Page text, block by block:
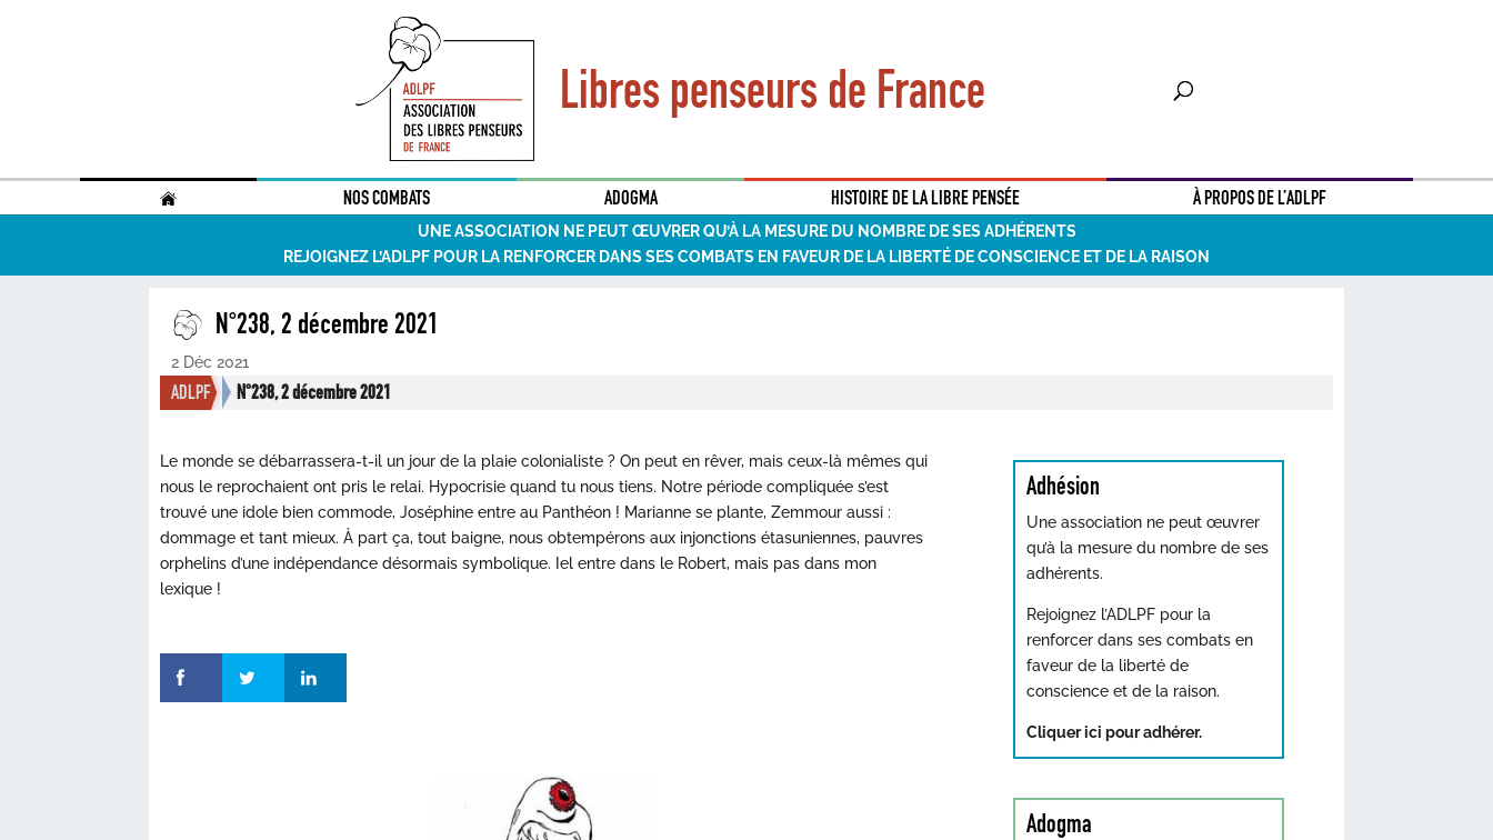
Libres penseurs de France
. NOS COMBATS ADOGMA HISTOIRE DE LA LIBRE PENSÉE À PROPOS DE L’ADLPF
UNE ASSOCIATION NE PEUT ŒUVRER QU’À LA MESURE DU NOMBRE DE SES ADHÉRENTS
REJOIGNEZ L’ADLPF POUR LA RENFORCER DANS SES COMBATS EN FAVEUR DE LA LIBERTÉ DE CONSCIENCE ET DE LA RAISON
N°238, 2 décembre 2021
2 Déc 2021
ADLPF N°238, 2 décembre 2021
Le monde se débarrassera-t-il un jour de la plaie colonialiste ? On peut en rêver, mais ceux-là mêmes qui
nous le reprochaient ont pris le relai. Hypocrisie quand tu nous tiens. Notre période compliquée s’est
trouvé une idole bien commode, Joséphine entre au Panthéon ! Marianne se plante, Zemmour aussi :
dommage et tant mieux. À part ça, tout baigne, nous obtempérons aux injonctions étasuniennes, pauvres
orphelins d’une indépendance désormais symbolique. Iel entre dans le Robert, mais pas dans mon
lexique !
Adhésion
Une association ne peut œuvrer
qu’à la mesure du nombre de ses
adhérents.
Rejoignez l’ADLPF pour la
renforcer dans ses combats en
faveur de la liberté de
conscience et de la raison.
Cliquer ici pour adhérer.
Adogma